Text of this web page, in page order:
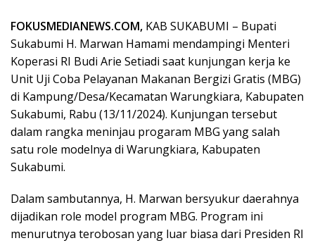
FOKUSMEDIANEWS.COM, KAB SUKABUMI – Bupati
Sukabumi H. Marwan Hamami mendampingi Menteri
Koperasi RI Budi Arie Setiadi saat kunjungan kerja ke
Unit Uji Coba Pelayanan Makanan Bergizi Gratis (MBG)
di Kampung/Desa/Kecamatan Warungkiara, Kabupaten
Sukabumi, Rabu (13/11/2024). Kunjungan tersebut
dalam rangka meninjau progaram MBG yang salah
satu role modelnya di Warungkiara, Kabupaten
Sukabumi.
Dalam sambutannya, H. Marwan bersyukur daerahnya
dijadikan role model program MBG. Program ini
menurutnya terobosan yang luar biasa dari Presiden RI